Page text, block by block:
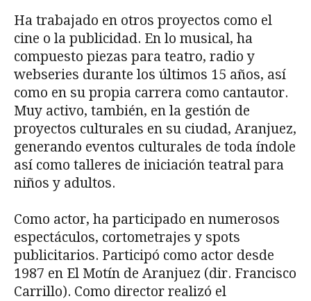
Ha trabajado en otros proyectos como el
cine o la publicidad. En lo musical, ha
compuesto piezas para teatro, radio y
webseries durante los últimos 15 años, así
como en su propia carrera como cantautor.
Muy activo, también, en la gestión de
proyectos culturales en su ciudad, Aranjuez,
generando eventos culturales de toda índole
así como talleres de iniciación teatral para
niños y adultos.
Como actor, ha participado en numerosos
espectáculos, cortometrajes y spots
publicitarios. Participó como actor desde
1987 en El Motín de Aranjuez (dir. Francisco
Carrillo). Como director realizó el